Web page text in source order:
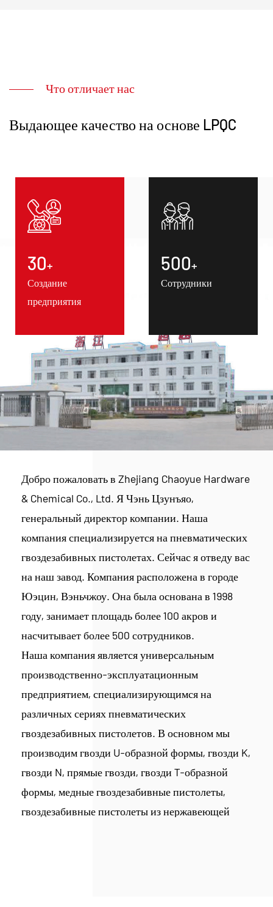
Что отличает нас
Выдающее качество на основе LPQC
30+
Создание
предприятия
500+
Сотрудники
Добро пожаловать в Zhejiang Chaoyue Hardware
& Chemical Co., Ltd. Я Чэнь Цзунъяо,
генеральный директор компании. Наша
компания специализируется на пневматических
гвоздезабивных пистолетах. Сейчас я отведу вас
на наш завод. Компания расположена в городе
Юэцин, Вэньчжоу. Она была основана в 1998
году, занимает площадь более 100 акров и
насчитывает более 500 сотрудников.
Наша компания является универсальным
производственно-эксплуатационным
предприятием, специализирующимся на
различных сериях пневматических
гвоздезабивных пистолетов. В основном мы
производим гвозди U-образной формы, гвозди K,
гвозди N, прямые гвозди, гвозди T-образной
формы, медные гвоздезабивные пистолеты,
гвоздезабивные пистолеты из нержавеющей